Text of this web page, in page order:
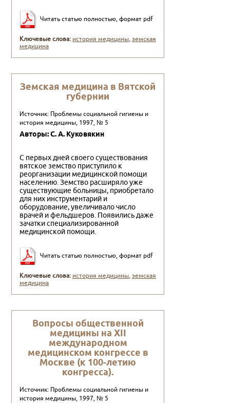
Читать статью полностью, формат pdf
Ключевые слова: история медицины,земская
медицина
Земская медицина в Вятской
губернии
Источник: Проблемы социальной гигиены и
история медицины, 1997, № 5
Авторы: С. А. Куковякин
С первых дней своего существования
вятское земство приступило к
реорганизации медицинской помощи
населению. Земство расширяло уже
существующие больницы, приобретало
для них инструментарий и
оборудование, увеличивало число
врачей и фельдшеров. Появились даже
зачатки специализированной
медицинской помощи.
Читать статью полностью, формат pdf
Ключевые слова: история медицины,земская
медицина
Вопросы общественной
медицины на XII
международном
медицинском конгрессе в
Москве (к 100-летию
конгресса).
Источник: Проблемы социальной гигиены и
история медицины, 1997, № 5